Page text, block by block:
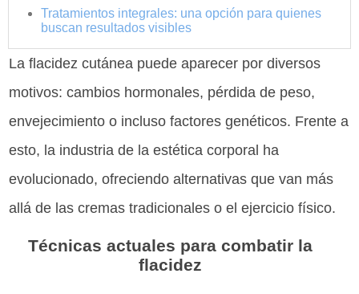
Tratamientos integrales: una opción para quienes
buscan resultados visibles
La flacidez cutánea puede aparecer por diversos
motivos: cambios hormonales, pérdida de peso,
envejecimiento o incluso factores genéticos. Frente a
esto, la industria de la estética corporal ha
evolucionado, ofreciendo alternativas que van más
allá de las cremas tradicionales o el ejercicio físico.
Técnicas actuales para combatir la
flacidez